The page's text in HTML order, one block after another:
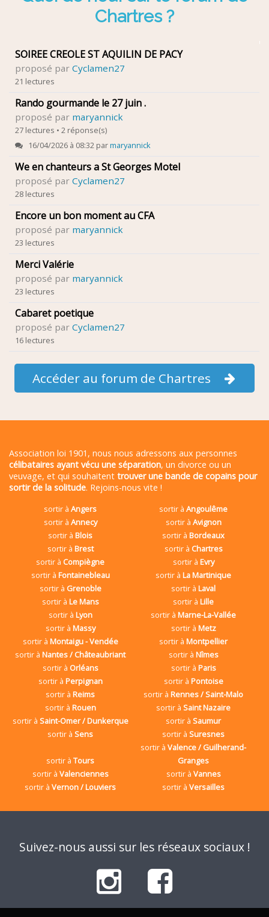
Chartres ?
SOIREE CREOLE ST AQUILIN DE PACY
proposé par Cyclamen27
21 lectures
Rando gourmande le 27 juin .
proposé par maryannick
27 lectures • 2 réponse(s)
16/04/2026 à 08:32 parmaryannick
We en chanteurs a St Georges Motel
proposé par Cyclamen27
28 lectures
Encore un bon moment au CFA
proposé par maryannick
23 lectures
Merci Valérie
proposé par maryannick
23 lectures
Cabaret poetique
proposé par Cyclamen27
16 lectures
Accéder au forum de Chartres
Association loi 1901, nous nous adressons aux personnes
célibataires ayant vécu une séparation, un divorce ou un
veuvage, et qui souhaitent trouver une bande de copains pour
sortir de la solitude. Rejoins-nous vite !
sortir àAngers sortir àAngoulême
sortir à Annecy sortir à Avignon
sortir àBlois sortir àBordeaux
sortir à Brest sortir à Chartres
sortir à Compiègne sortir à Evry
sortir à Fontainebleau sortir àLa Martinique
sortir à Grenoble sortir àLaval
sortir à Le Mans sortir àLille
sortir à Lyon sortir àMarne-La-Vallée
sortir à Massy sortir à Metz
sortir à Montaigu - Vendée sortir àMontpellier
sortir àNantes / Châteaubriant sortir à Nîmes
sortir à Orléans sortir à Paris
sortir à Perpignan sortir à Pontoise
sortir àReims sortir àRennes / Saint-Malo
sortir à Rouen sortir àSaint Nazaire
sortir à Saint-Omer / Dunkerque sortir àSaumur
sortir àSens sortir àSuresnes
sortir àTours
sortir àValence / Guilherand-
Granges
sortir à Valenciennes sortir à Vannes
sortir àVernon / Louviers sortir àVersailles
Suivez-nous aussi sur les réseaux sociaux !